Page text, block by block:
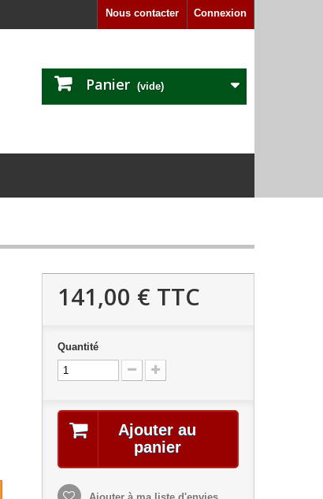
Connexion
Nous contacter
Panier (vide)
141,00 € TTC
Quantité
Ajouter au
panier